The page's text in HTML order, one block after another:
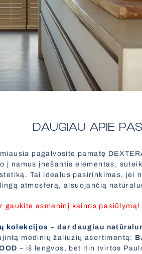
DAUGIAU APIE
pagalvosite pamatę
į namus įnešantis elementas,
Tai idealus pasirinkimas, jei
atmosferą, alsuojančią
gaukite asmeninį kainos pasiūlymą!
kolekcijos – dar daugiau
medinių žaliuzių asortimentą:
– iš lengvos, bet itin tvirtos